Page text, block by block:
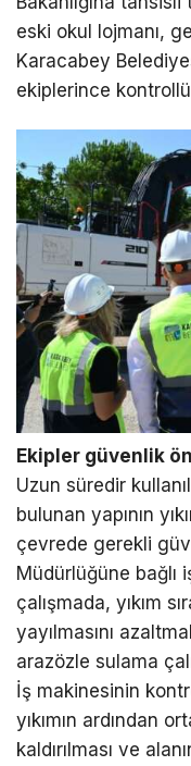
eski okul lojmanı,
Karacabey
ekiplerince kontrollü
Ekipler güvenlik
Uzun süredir
bulunan yapının
çevrede gerekli
Müdürlüğüne bağlı
çalışmada, yıkım
yayılmasını
arazözle sulama
İş makinesinin
yıkımın ardından
kaldırılması ve